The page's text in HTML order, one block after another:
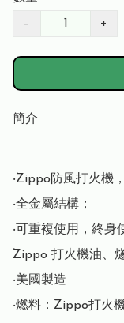
− +
簡介
‧Zippo防風打火機
‧全金屬結構；
‧可重複使用，終
Zippo 打火機油、
‧美國製造
‧燃料：Zippo打火